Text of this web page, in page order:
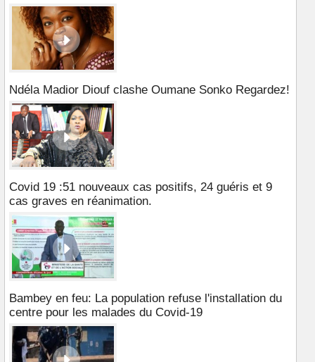
Ndéla Madior Diouf clashe Oumane Sonko Regardez!
Covid 19 :51 nouveaux cas positifs, 24 guéris et 9
cas graves en réanimation.
Bambey en feu: La population refuse l'installation du
centre pour les malades du Covid-19